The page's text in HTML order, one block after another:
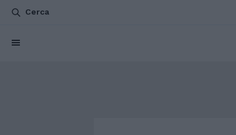
Cerca